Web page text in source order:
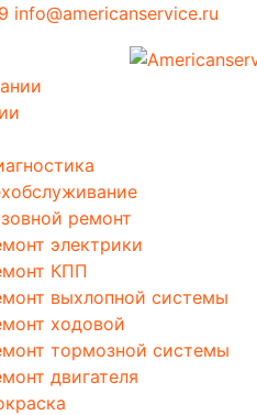
info@americanservice.ru
ремонт
электрики
КПП
выхлопной системы
ходовой
тормозной системы
двигателя